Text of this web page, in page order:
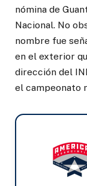
nómina de
Nacional. No
nombre fue
en el exterior
dirección del
el campeonato